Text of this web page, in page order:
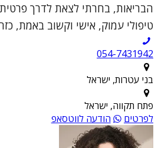
הבריאות, בחרתי לצאת לדרך
טיפולי עמוק, אישי וקשוב באמת,
054-7431942
בני עטרות, ישראל
פתח תקווה, ישראל
לפרטים
הודעה לווטסאפ